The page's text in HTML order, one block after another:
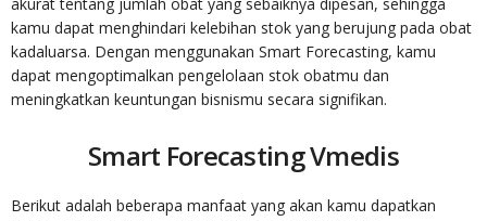
kamu dapat menghindari kelebihan stok yang berujung pada obat
kadaluarsa. Dengan menggunakan Smart Forecasting, kamu
dapat mengoptimalkan pengelolaan stok obatmu dan
meningkatkan keuntungan bisnismu secara signifikan.
Smart Forecasting Vmedis
Berikut adalah beberapa manfaat yang akan kamu dapatkan